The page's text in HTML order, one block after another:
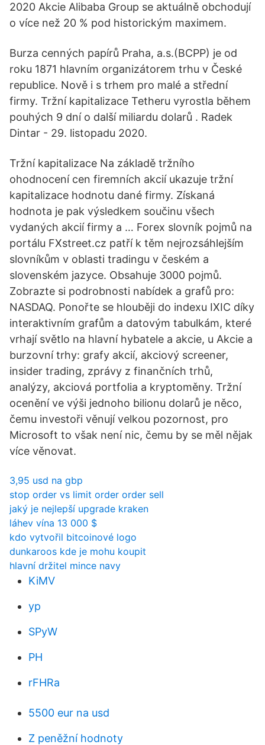
2020 Akcie Alibaba Group se aktuálně obchodují
o více než 20 % pod historickým maximem.
Burza cenných papírů Praha, a.s.(BCPP) je od
roku 1871 hlavním organizátorem trhu v České
republice. Nově i s trhem pro malé a střední
firmy. Tržní kapitalizace Tetheru vyrostla během
pouhých 9 dní o další miliardu dolarů . Radek
Dintar - 29. listopadu 2020.
Tržní kapitalizace Na základě tržního
ohodnocení cen firemních akcií ukazuje tržní
kapitalizace hodnotu dané firmy. Získaná
hodnota je pak výsledkem součinu všech
vydaných akcií firmy a … Forex slovník pojmů na
portálu FXstreet.cz patří k těm nejrozsáhlejším
slovníkům v oblasti tradingu v českém a
slovenském jazyce. Obsahuje 3000 pojmů.
Zobrazte si podrobnosti nabídek a grafů pro:
NASDAQ. Ponořte se hlouběji do indexu IXIC díky
interaktivním grafům a datovým tabulkám, které
vrhají světlo na hlavní hybatele a akcie, u Akcie a
burzovní trhy: grafy akcií, akciový screener,
insider trading, zprávy z finančních trhů,
analýzy, akciová portfolia a kryptoměny. Tržní
ocenění ve výši jednoho bilionu dolarů je něco,
čemu investoři věnují velkou pozornost, pro
Microsoft to však není nic, čemu by se měl nějak
více věnovat.
3,95 usd na gbp
stop order vs limit order order sell
jaký je nejlepší upgrade kraken
láhev vína 13 000 $
kdo vytvořil bitcoinové logo
dunkaroos kde je mohu koupit
hlavní držitel mince navy
KiMV
yp
SPyW
PH
rFHRa
5500 eur na usd
Z peněžní hodnoty